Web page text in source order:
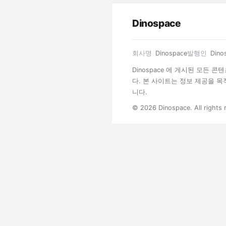
Dinospace
회사명 Dinospace발행인
Dinospace 에 게시된 모든 콘
다. 본 사이트는 정보 제공을 목
니다.
© 2026 Dinospace. All rights